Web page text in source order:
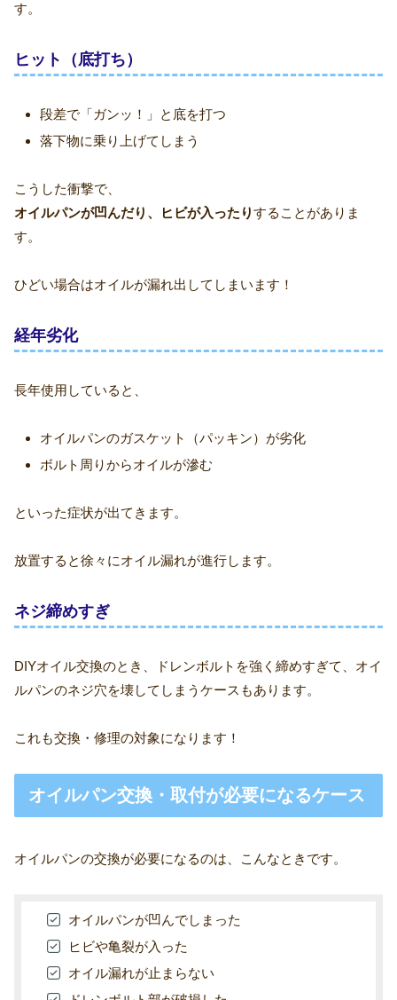
す。
ヒット（底打ち）
段差で「ガンッ！」と底を打つ
落下物に乗り上げてしまう
こうした衝撃で、
オイルパンが凹んだり、ヒビが入ったりすることがありま
す。
ひどい場合はオイルが漏れ出してしまいます！
経年劣化
長年使用していると、
オイルパンのガスケット（パッキン）が劣化
ボルト周りからオイルが滲む
といった症状が出てきます。
放置すると徐々にオイル漏れが進行します。
ネジ締めすぎ
DIYオイル交換のとき、ドレンボルトを強く締めすぎて、オイ
ルパンのネジ穴を壊してしまうケースもあります。
これも交換・修理の対象になります！
オイルパン交換・取付が必要になるケース
オイルパンの交換が必要になるのは、こんなときです。
オイルパンが凹んでしまった
ヒビや亀裂が入った
オイル漏れが止まらない